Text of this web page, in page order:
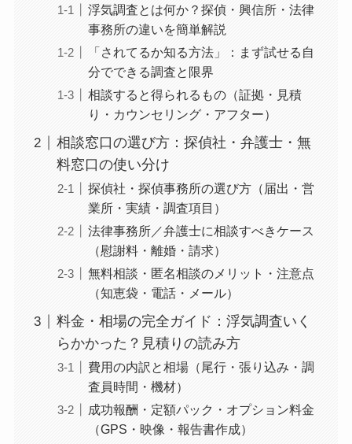
浮気調査とは何か？探偵・興信所・法律
事務所の違いを簡単解説
「されてるか知る方法」：まず試せる自
分でできる調査と限界
相談すると得られるもの（証拠・見積
り・カウンセリング・アフター）
相談窓口の選び方：探偵社・弁護士・無
料窓口の使い分け
探偵社・探偵事務所の選び方（届出・営
業所・実績・調査項目）
法律事務所／弁護士に相談すべきケース
（慰謝料・離婚・請求）
無料相談・匿名相談のメリット・注意点
（知恵袋・電話・メール）
料金・相場の完全ガイド：浮気調査いく
らかかった？見積りの読み方
費用の内訳と相場（尾行・張り込み・調
査員時間・機材）
成功報酬・定額パック・オプション料金
（GPS・映像・報告書作成）